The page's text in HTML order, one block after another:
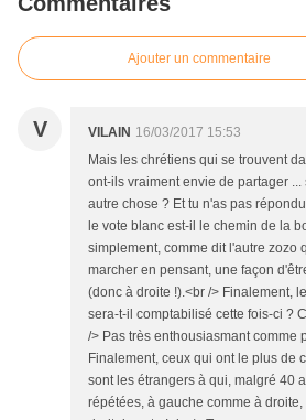
Ajouter un commentaire
V VILAIN 16/03/2017 15:53
Mais les chrétiens qui se trouvent
ont-ils vraiment envie de partager
autre chose ? Et tu n'as pas
le vote blanc est-il le chemin de la
simplement, comme dit l'autre zozo
marcher en pensant, une façon
(donc à droite !).<br /> Finalement,
sera-t-il comptabilisé cette fois-ci ?
/> Pas très enthousiasmant comme
Finalement, ceux qui ont le plus de
sont les étrangers à qui, malgré 40
répétées, à gauche comme à